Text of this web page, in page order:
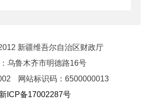
旧衔接要求。
正处在长护险试点地区
接和其他地区制度新建
新疆维吾尔自治区财政厅
乌鲁木齐市明德路16号
网站标识码：6500000013
新ICP备17002287号